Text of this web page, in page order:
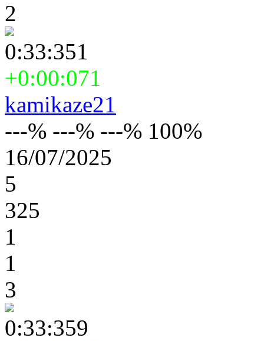
2
0:33:351
+0:00:071
kamikaze21
---% ---% ---% 100%
16/07/2025
5
325
1
1
3
0:33:359